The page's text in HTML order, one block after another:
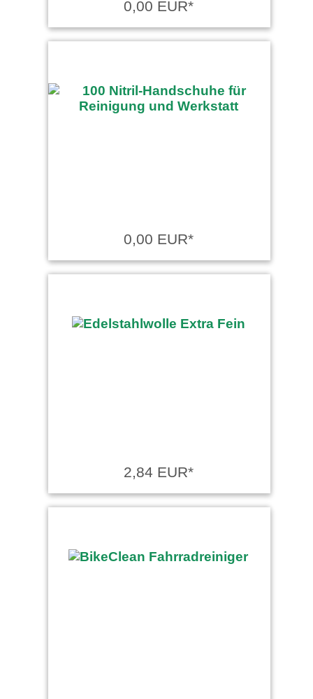
0,00 EUR*
0,00 EUR*
2,84 EUR*